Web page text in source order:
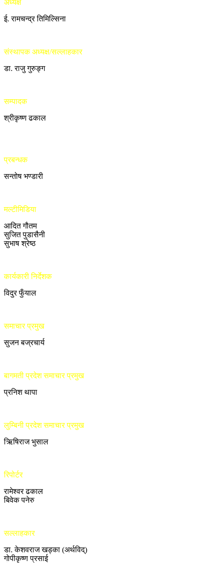
अध्यक्ष
ई. रामचन्द्र तिमिल्सिना
संस्थापक अध्यक्ष/सल्लाहकार
डा. राजु गुरुङ्ग
सम्पादक
श्रीकृष्ण ढकाल
प्रबन्धक
सन्तोष भण्डारी
मल्टीमिडिया
आदित गौतम
सुजित पुडासैनी
सुभाष श्रेष्ठ
कार्यकारी निर्देशक
विदुर फुँयाल
समाचार प्रमुख
सुजन बज्रचार्य
बागमती प्रदेश समाचार प्रमुख
प्रनिश थापा
लुम्बिनी प्रदेश समाचार प्रमुख
ऋिषिराज भुसाल
रिपोर्टर
रामेश्वर ढकाल
बिवेक पनेरु
सल्लाहकार
डा. केशवराज खड्का (अर्थविद्)
गोपीकृष्ण प्रसाई